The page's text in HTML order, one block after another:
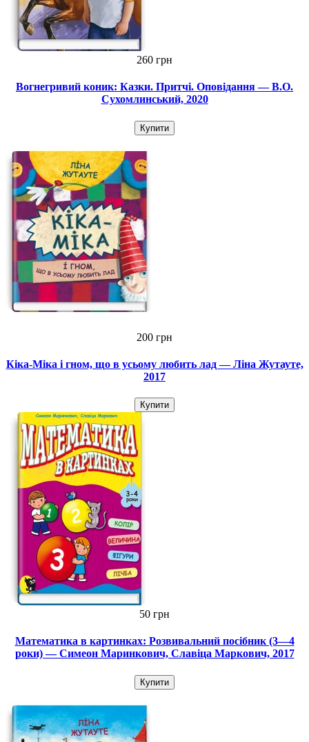
260 грн
Вогнегривий коник: Казки. Притчі. Оповідання — В.О.
Сухомлинський, 2020
Купити
200 грн
Кіка-Міка і гном, що в усьому любить лад — Ліна Жутауте,
2017
Купити
50 грн
Математика в картинках: Розвивальний посібник (3—4
роки) — Симеон Маринкович, Славіца Маркович, 2017
Купити